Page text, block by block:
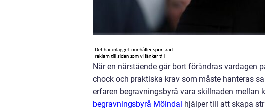
När en närstående går bort förändras vardagen
chock och praktiska krav som måste hanteras
erfaren begravningsbyrå vara skillnaden mellan
begravningsbyrå Mölndal hjälper till att skapa